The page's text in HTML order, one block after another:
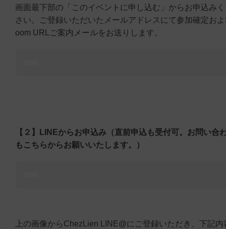
画面最下部の「このイベントに申し込む」からお申込み
さい。ご登録いただいたメールアドレスにて参加確定お
oom URLご案内メールをお送りします。
【２】LINEからお申込み（直前申込も受付可。お問い合
もこちらからお願いいたします。）
上の画像からChezLien LINE@にご登録いただき、下記内